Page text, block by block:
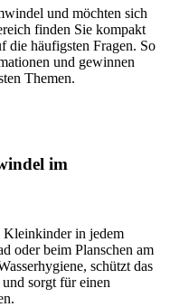
und möchten sich
finden Sie kompakt
die häufigsten Fragen. So
und gewinnen
Themen.
im
in jedem
oder beim Planschen am
schützt das
sorgt für einen